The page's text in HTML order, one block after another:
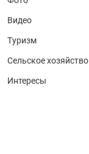
Видео
Туризм
Сельское хозяйство
Интересы